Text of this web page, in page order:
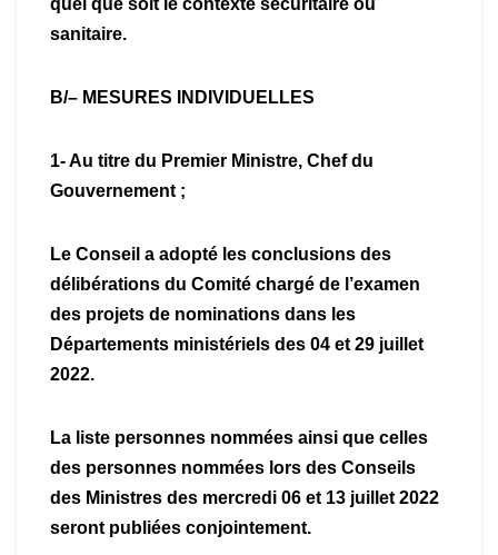
quel que soit le contexte sécuritaire ou
sanitaire.
B/– MESURES INDIVIDUELLES
1- Au titre du Premier Ministre, Chef du
Gouvernement ;
Le Conseil a adopté les conclusions des
délibérations du Comité chargé de l’examen
des projets de nominations dans les
Départements ministériels des 04 et 29 juillet
2022.
La liste personnes nommées ainsi que celles
des personnes nommées lors des Conseils
des Ministres des mercredi 06 et 13 juillet 2022
seront publiées conjointement.